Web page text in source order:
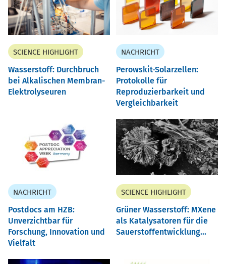
SCIENCE HIGHLIGHT
Wasserstoff: Durchbruch
bei Alkalischen Membran-
Elektrolyseuren
NACHRICHT
Perowskit-Solarzellen:
Protokolle für
Reproduzierbarkeit und
Vergleichbarkeit
NACHRICHT
Postdocs am HZB:
Unverzichtbar für
Forschung, Innovation und
Vielfalt
SCIENCE HIGHLIGHT
Grüner Wasserstoff: MXene
als Katalysatoren für die
Sauerstoffentwicklung...